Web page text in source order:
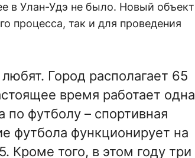
в Улан-Удэ не было. Новый объект
процесса, так и для проведения
Город располагает 65
время работает одна
по футболу – спортивная
футбола функционирует на
Кроме того, в этом году три